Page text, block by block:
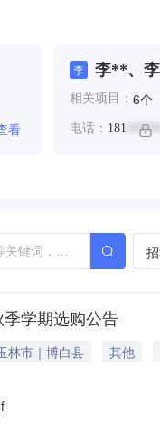
看
李 李**、
相关项目： 6个
电话： 181
学期选购公告
林市｜博白县
其他